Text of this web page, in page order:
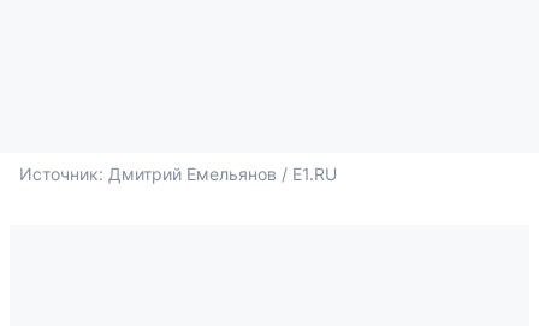
Источник: Дмитрий Емельянов / E1.RU